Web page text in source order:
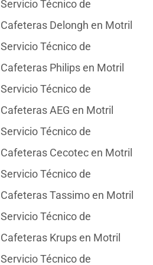
Servicio Técnico de
Cafeteras Delongh en Motril
Servicio Técnico de
Cafeteras Philips en Motril
Servicio Técnico de
Cafeteras AEG en Motril
Servicio Técnico de
Cafeteras Cecotec en Motril
Servicio Técnico de
Cafeteras Tassimo en Motril
Servicio Técnico de
Cafeteras Krups en Motril
Servicio Técnico de